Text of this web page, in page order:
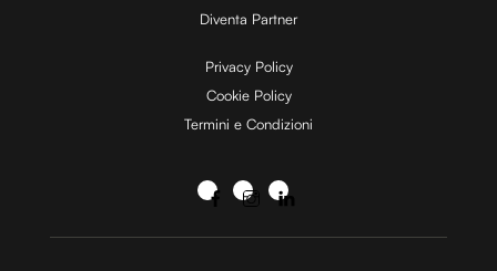
Diventa Partner
Privacy Policy
Cookie Policy
Termini e Condizioni